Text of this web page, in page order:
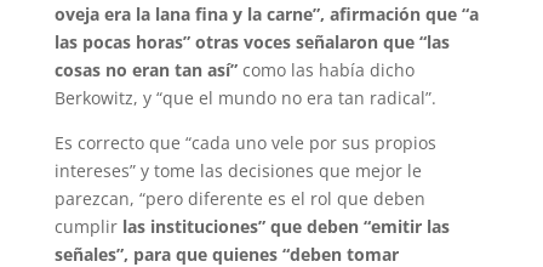
oveja era la lana fina y la carne”, afirmación que “a
las pocas horas” otras voces señalaron que “las
cosas no eran tan así”como las había dicho
Berkowitz, y “que el mundo no era tan radical”.
Es correcto que “cada uno vele por sus propios
intereses” y tome las decisiones que mejor le
parezcan, “pero diferente es el rol que deben
cumplir las instituciones” que deben “emitir las
señales”, para que quienes “deben tomar